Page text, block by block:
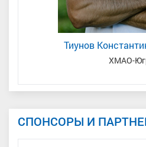
Тиунов
ХМАО-
СПОНСОРЫ И